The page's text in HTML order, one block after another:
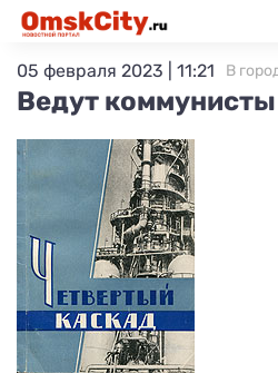
Ведут
05 февраля 2023 | 11:21 В